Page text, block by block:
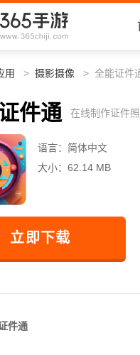
用 摄影摄像 全能证件
件通 在线制作证件照
语言： 简体中文
大小： 62.14 MB
立即下载
件通